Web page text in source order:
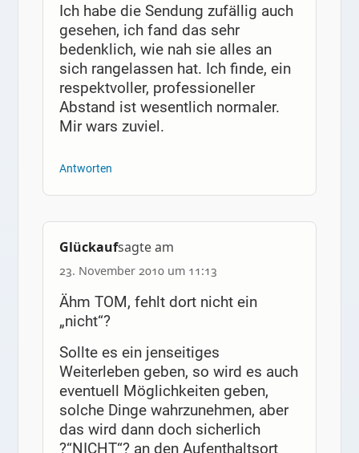
Ich habe die Sendung zufällig auch
gesehen, ich fand das sehr
bedenklich, wie nah sie alles an
sich rangelassen hat. Ich finde, ein
respektvoller, professioneller
Abstand ist wesentlich normaler.
Mir wars zuviel.
Antworten
Glückaufsagte am
23. November 2010 um 11:13
Ähm TOM, fehlt dort nicht ein
„nicht“?
Sollte es ein jenseitiges
Weiterleben geben, so wird es auch
eventuell Möglichkeiten geben,
solche Dinge wahrzunehmen, aber
das wird dann doch sicherlich
?“NICHT“? an den Aufenthaltsort